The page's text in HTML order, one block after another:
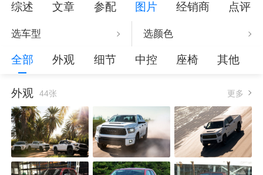
综述 文章 参配 图片 经销商 点评
选车型 选颜色
全部 外观 细节 中控 座椅 其他
外观 44张 更多